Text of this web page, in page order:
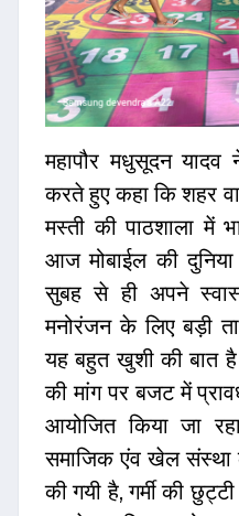
महापौर मधुसूदन यादव
करते हुए कहा कि शहर
मस्ती की पाठशाला में
आज मोबाईल की
सुबह से ही अपने
मनोरंजन के लिए बड़ी
यह बहुत खुशी की बात
की मांग पर बजट में
आयोजित किया जा
समाजिक एंव खेल संस्था
की गयी है, गर्मी की